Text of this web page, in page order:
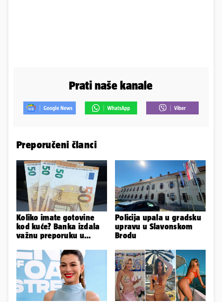
Prati naše kanale
Preporučeni članci
Koliko imate gotovine
kod kuće? Banka izdala
važnu preporuku u
Policija upala u gradsku
upravu u Slavonskom
Brodu